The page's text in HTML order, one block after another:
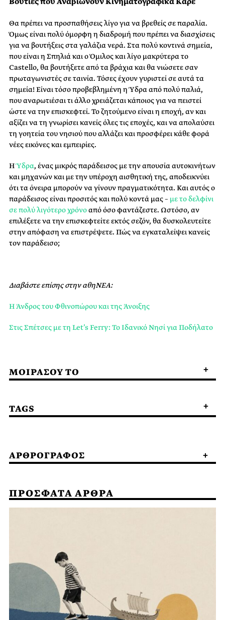
Θα πρέπει να προσπαθήσεις λίγο για να βρεθείς σε παραλία.
Όμως είναι πολύ όμορφη η διαδρομή που πρέπει να διασχίσεις
για να βουτήξεις στα γαλάζια νερά. Στα πολύ κοντινά σημεία,
που είναι η Σπηλιά και ο Όμιλος και λίγο μακρύτερα το
Castello, θα βουτήξετε από τα βράχια και θα νιώσετε σαν
πρωταγωνιστές σε ταινία. Τόσες έχουν γυριστεί σε αυτά τα
σημεία! Είναι τόσο προβεβλημένη η Ύδρα από πολύ παλιά,
που αναρωτιέσαι τι άλλο χρειάζεται κάποιος για να πειστεί
ώστε να την επισκεφτεί. Το ζητούμενο είναι η εποχή, αν και
αξίζει να τη γνωρίσει κανείς όλες τις εποχές, και να απολαύσει
τη γοητεία του νησιού που αλλάζει και προσφέρει κάθε φορά
νέες εικόνες και εμπειρίες.
ΗΎδρα, ένας μικρός παράδεισος με την απουσία αυτοκινήτων
και μηχανών και με την υπέροχη αισθητική της, αποδεικνύει
ότι τα όνειρα μπορούν να γίνουν πραγματικότητα. Και αυτός ο
παράδεισος είναι προσιτός και πολύ κοντά μας – με το δελφίνι
σε πολύ λιγότερο χρόνοαπό όσο φαντάζεστε. Ωστόσο, αν
επιλέξετε να την επισκεφτείτε εκτός σεζόν, θα δυσκολευτείτε
στην απόφαση να επιστρέψετε. Πώς να εγκαταλείψει κανείς
τον παράδεισο;
Διαβάστε επίσης στην αθηΝΕΑ:
Η Άνδρος του Φθινοπώρου και της Άνοιξης
Στις Σπέτσες με τη Let’s Ferry: Το Ιδανικό Νησί για Ποδήλατο
ΜΟΙΡΑΣΟΥ ΤΟ
TAGS
ΑΡΘΡΟΓΡΑΦΟΣ
ΠΡΟΣΦΑΤΑ ΑΡΘΡΑ